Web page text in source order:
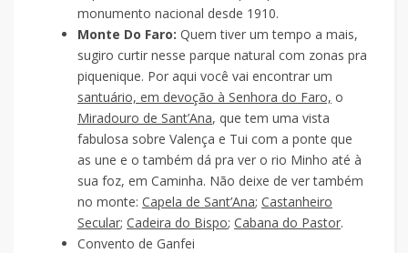
monumento nacional desde 1910.
Monte Do Faro: Quem tiver um tempo a mais,
sugiro curtir nesse parque natural com zonas pra
piquenique. Por aqui você vai encontrar um
santuário, em devoção à Senhora do Faro, o
Miradouro de Sant’Ana, que tem uma vista
fabulosa sobre Valença e Tui com a ponte que
as une e o também dá pra ver o rio Minho até à
sua foz, em Caminha. Não deixe de ver também
no monte: Capela de Sant’Ana; Castanheiro
Secular; Cadeira do Bispo; Cabana do Pastor.
Convento de Ganfei